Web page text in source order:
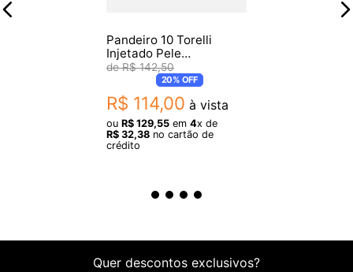
Pandeiro 10 Torelli
Injetado Pele
Holográfica Tp308
Vermelho
R$ 142,50
20%OFF
R$ 114,00 à vista
ou R$ 129,55 em 4x de
R$ 32,38 no cartão de
crédito
Quer descontos exclusivos?